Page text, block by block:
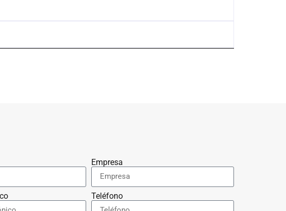
Empresa
Teléfono